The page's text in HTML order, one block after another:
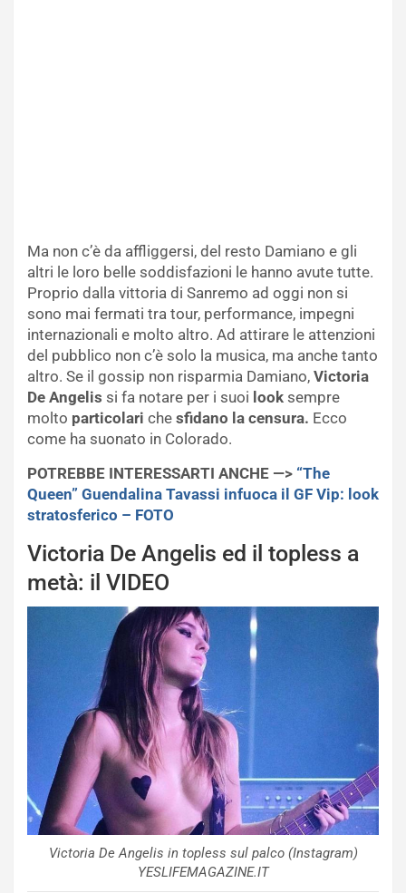
Ma non c’è da affliggersi, del resto Damiano e gli
altri le loro belle soddisfazioni le hanno avute tutte.
Proprio dalla vittoria di Sanremo ad oggi non si
sono mai fermati tra tour, performance, impegni
internazionali e molto altro. Ad attirare le attenzioni
del pubblico non c’è solo la musica, ma anche tanto
altro. Se il gossip non risparmia Damiano, Victoria
De Angelis si fa notare per i suoi look sempre
molto particolari che sfidano la censura. Ecco
come ha suonato in Colorado.
POTREBBE INTERESSARTI ANCHE —> “The
Queen” Guendalina Tavassi infuoca il GF Vip: look
stratosferico – FOTO
Victoria De Angelis ed il topless a
metà: il VIDEO
Victoria De Angelis in topless sul palco (Instagram)
YESLIFEMAGAZINE.IT